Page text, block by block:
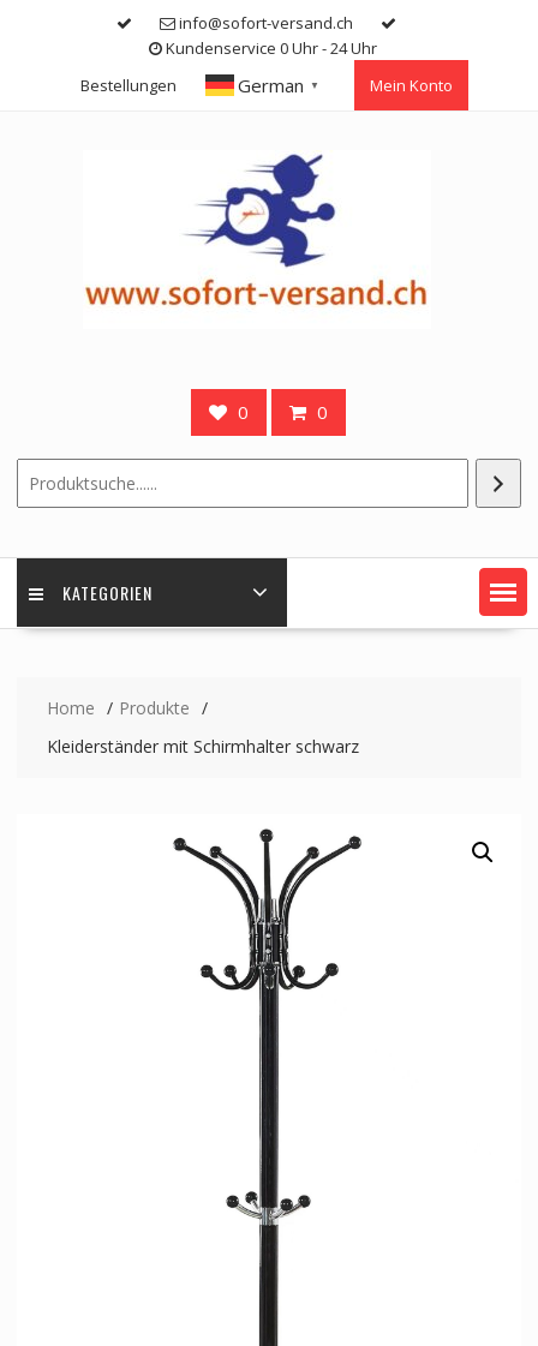
info@sofort-versand.ch
Kundenservice 0 Uhr - 24 Uhr
Bestellungen
German ▼ Mein Konto
0 0
KATEGORIEN
Home
Produkte
Kleiderständer mit Schirmhalter schwarz